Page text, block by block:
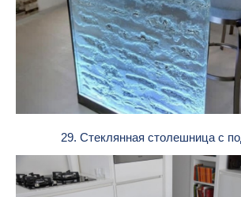
29. Стеклянная столешница с